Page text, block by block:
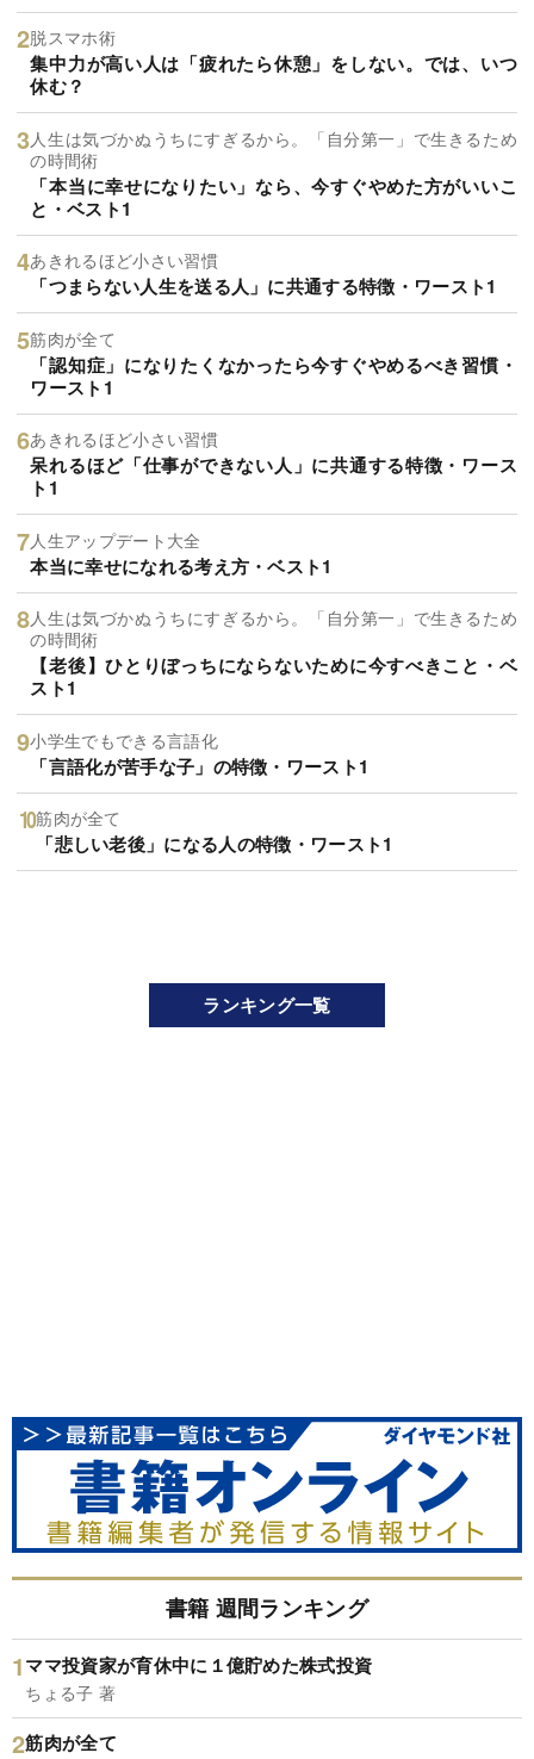
脱スマホ術
集中力が高い人は「疲れたら休憩」をしない。では、いつ
休む？
人生は気づかぬうちにすぎるから。「自分第一」で生きるため
の時間術
「本当に幸せになりたい」なら、今すぐやめた方がいいこ
と・ベスト1
あきれるほど小さい習慣
「つまらない人生を送る人」に共通する特徴・ワースト1
筋肉が全て
「認知症」になりたくなかったら今すぐやめるべき習慣・
ワースト1
あきれるほど小さい習慣
呆れるほど「仕事ができない人」に共通する特徴・ワース
ト1
人生アップデート大全
本当に幸せになれる考え方・ベスト1
人生は気づかぬうちにすぎるから。「自分第一」で生きるため
の時間術
【老後】ひとりぼっちにならないために今すべきこと・ベ
スト1
小学生でもできる言語化
「言語化が苦手な子」の特徴・ワースト1
筋肉が全て
「悲しい老後」になる人の特徴・ワースト1
ランキング一覧
書籍 週間ランキング
ママ投資家が育休中に１億貯めた株式投資
ちょる子 著
筋肉が全て